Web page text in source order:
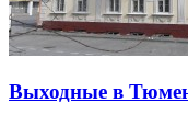
Выходные в